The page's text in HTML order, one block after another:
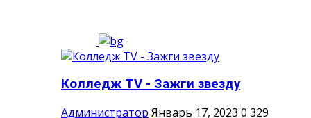
Колледж TV - Зажги звезду
Администратор Январь 17, 2023 0 329